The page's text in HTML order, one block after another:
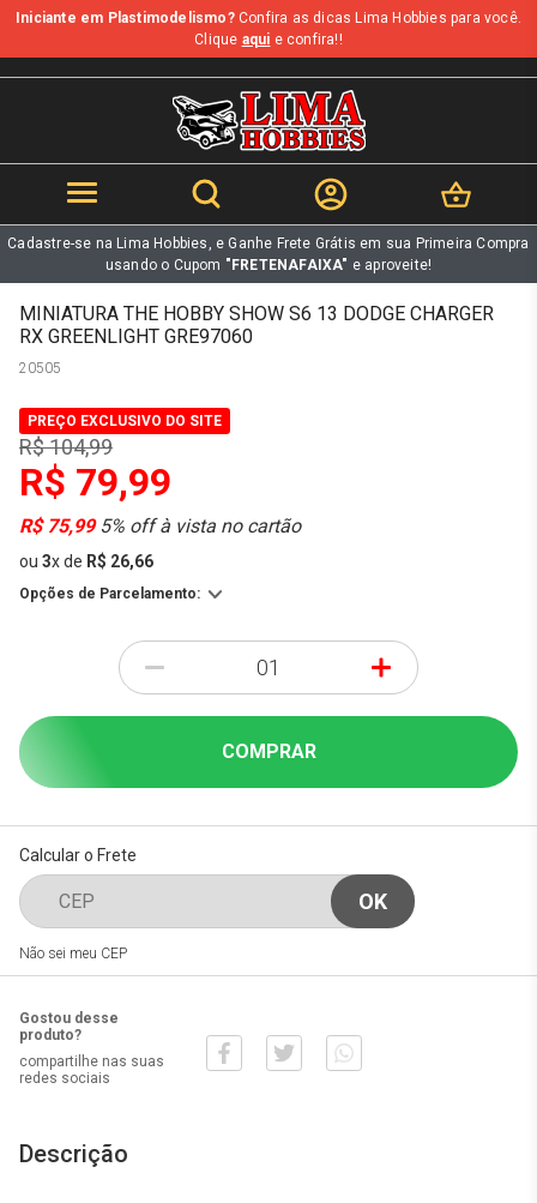
b
Iniciante em Plastimodelismo?Confira as dicas Lima Hobbies para você.
Clique aqui e confira!!
Cadastre-se na Lima Hobbies, e Ganhe Frete Grátis em sua Primeira Compra
usando o Cupom "FRETENAFAIXA" e aproveite!
MINIATURA THE HOBBY SHOW S6 13 DODGE CHARGER
RX GREENLIGHT GRE97060
20505
PREÇO EXCLUSIVO DO SITE
R$ 104,99
R$ 79,99
R$ 75,995% off à vista no cartão
ou 3xde R$ 26,66
Opções de Parcelamento:
- +
COMPRAR
Calcular o Frete
Não sei meu CEP
Gostou desse
produto?
compartilhe nas suas
redes sociais
Descrição